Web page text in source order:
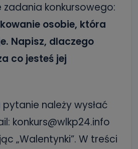
zadania konkursowego:
osobie, która
Napisz, dlaczego
co jesteś jej
należy wysłać
konkurs@wlkp24.info
„Walentynki”. W treści